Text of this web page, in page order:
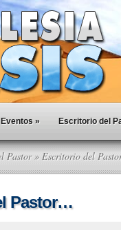
Eventos » Escritorio del
Pastor» Escritorio del
Pastor…